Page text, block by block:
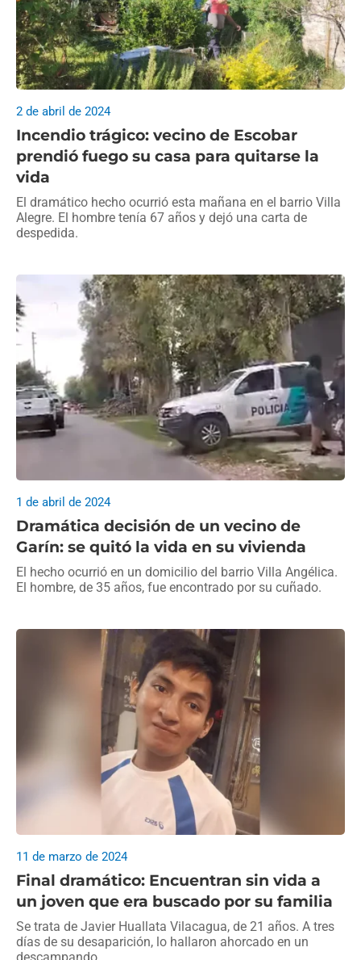
Incendio trágico: vecino de Escobar
prendió fuego su casa para quitarse la
vida
2 de abril de 2024
El dramático hecho ocurrió esta mañana en el barrio Villa
Alegre. El hombre tenía 67 años y dejó una carta de
despedida.
Dramática decisión de un vecino de
Garín: se quitó la vida en su vivienda
1 de abril de 2024
El hecho ocurrió en un domicilio del barrio Villa Angélica.
El hombre, de 35 años, fue encontrado por su cuñado.
Final dramático: Encuentran sin vida a
un joven que era buscado por su familia
11 de marzo de 2024
Se trata de Javier Huallata Vilacagua, de 21 años. A tres
días de su desaparición, lo hallaron ahorcado en un